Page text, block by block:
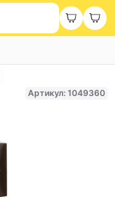
Артикул: 1049360